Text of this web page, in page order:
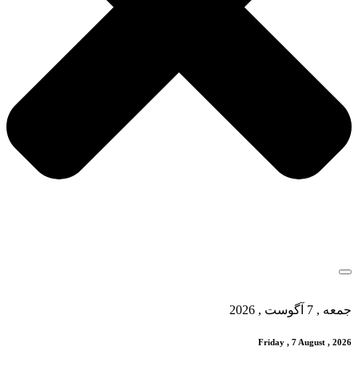
جمعه , 7 آگوست , 2026
Friday , 7 August , 2026